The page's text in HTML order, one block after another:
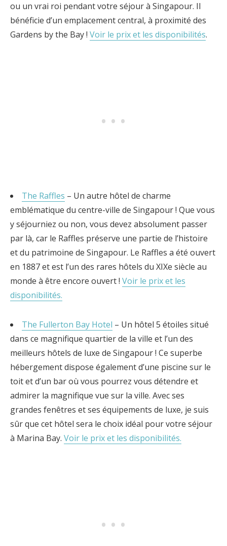
ou un vrai roi pendant votre séjour à Singapour. Il
bénéficie d’un emplacement central, à proximité des
Gardens by the Bay ! Voir le prix et les disponibilités.
The Raffles – Un autre hôtel de charme
emblématique du centre-ville de Singapour ! Que vous
y séjourniez ou non, vous devez absolument passer
par là, car le Raffles préserve une partie de l’histoire
et du patrimoine de Singapour. Le Raffles a été ouvert
en 1887 et est l’un des rares hôtels du XIXe siècle au
monde à être encore ouvert ! Voir le prix et les
disponibilités.
The Fullerton Bay Hotel – Un hôtel 5 étoiles situé
dans ce magnifique quartier de la ville et l’un des
meilleurs hôtels de luxe de Singapour ! Ce superbe
hébergement dispose également d’une piscine sur le
toit et d’un bar où vous pourrez vous détendre et
admirer la magnifique vue sur la ville. Avec ses
grandes fenêtres et ses équipements de luxe, je suis
sûr que cet hôtel sera le choix idéal pour votre séjour
à Marina Bay. Voir le prix et les disponibilités.